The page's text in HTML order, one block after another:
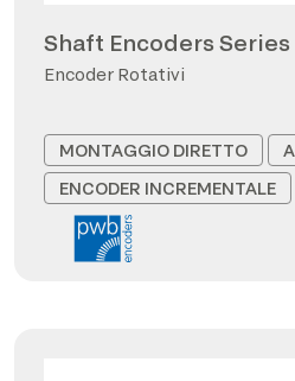
Shaft Encoders Series
Encoder Rotativi
MONTAGGIO DIRETTO
ENCODER INCREMENTALE